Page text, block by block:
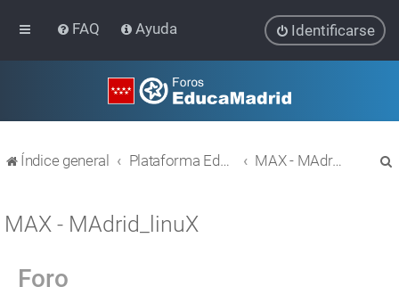
FAQ Ayuda Identificarse
Índice general Plataforma Educativa EducaMadrid MAX - MAdrid_linuX
MAX - MAdrid_linuX
Foro